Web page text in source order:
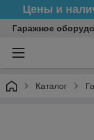
Цены и
Гаражное
Каталог